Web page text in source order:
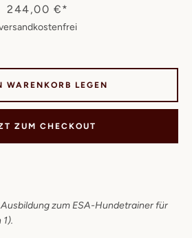
Preis
244,00 €*
zum ESA-Hundetrainer für
WARENKORB LEGEN
ZUM CHECKOUT